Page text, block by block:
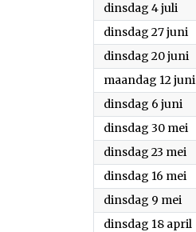
dinsdag 4 juli
dinsdag 27 juni
dinsdag 20 juni
maandag 12 juni
dinsdag 6 juni
dinsdag 30 mei
dinsdag 23 mei
dinsdag 16 mei
dinsdag 9 mei
dinsdag 18 april